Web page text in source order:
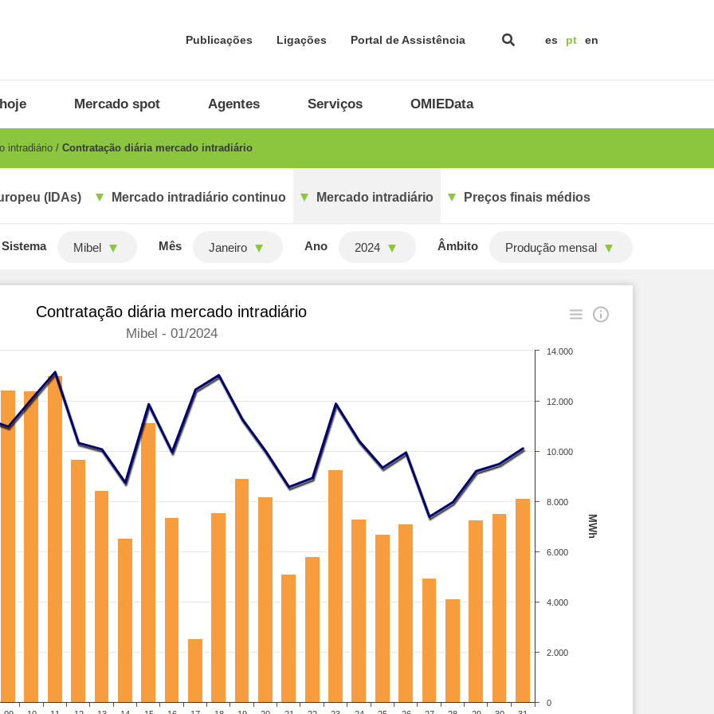
Publicações Ligações Portal de Assistência es pt en
Mercado spot Agentes Serviços OMIEData
intradiário Contratação diária mercado intradiário
(IDAs) Mercado intradiário continuo Mercado intradiário Preços finais médios
Sistema Mibel Mês Janeiro Ano 2024 Âmbito Produção mensal
MWh
Contratação diária mercado intradiário
Mibel - 01/2024
0
2.000
4.000
6.000
8.000
10.000
12.000
14.000